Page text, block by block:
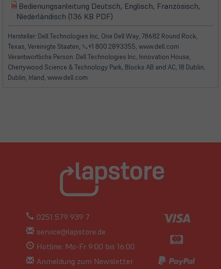
in
neuem
Tab)
neuem
(öffnet
in
neuem
Tab)
Bedienungsanleitung Deutsch, Englisch, Französisch,
Niederländisch (136 KB PDF)
in
neuem
Tab)
Hersteller: Dell Technologies Inc, One Dell Way, 78682 Round Rock,
Texas, Vereinigte Staaten, 📞+1 800 2893355, www.dell.com
Verantwortliche Person: Dell Technologies Inc, Innovation House,
Cherrywood Science & Technology Park, Blocks AB and AC, 18 Dublin,
Dublin, Irland, www.dell.com
0251 579 939 7
service@lapstore.de
Hotline: Mo-Fr 9:00 bis 16:00
Anmeldung zum Newsletter